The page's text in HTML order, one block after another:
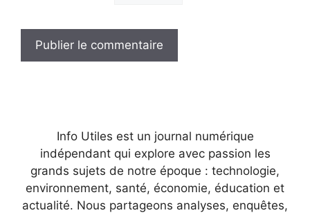
Info Utiles est un journal numérique
indépendant qui explore avec passion les
grands sujets de notre époque : technologie,
environnement, santé, économie, éducation et
actualité. Nous partageons analyses, enquêtes,